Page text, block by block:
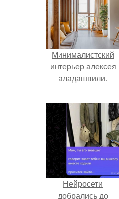
Минималистский
интерьер алексея
аладашвили.
Нейросети
добрались до